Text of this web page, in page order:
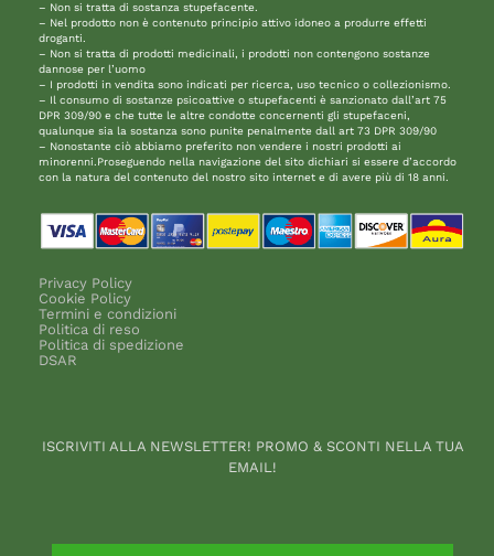
– Non si tratta di sostanza stupefacente.
– Nel prodotto non è contenuto principio attivo idoneo a produrre effetti
droganti.
– Non si tratta di prodotti medicinali, i prodotti non contengono sostanze
dannose per l’uomo
– I prodotti in vendita sono indicati per ricerca, uso tecnico o collezionismo.
– Il consumo di sostanze psicoattive o stupefacenti è sanzionato dall’art 75
DPR 309/90 e che tutte le altre condotte concernenti gli stupefaceni,
qualunque sia la sostanza sono punite penalmente dall art 73 DPR 309/90
– Nonostante ciò abbiamo preferito non vendere i nostri prodotti ai
minorenni.Proseguendo nella navigazione del sito dichiari si essere d’accordo
con la natura del contenuto del nostro sito internet e di avere più di 18 anni.
Privacy Policy
Cookie Policy
Termini e condizioni
Politica di reso
Politica di spedizione
DSAR
ISCRIVITI ALLA NEWSLETTER! PROMO & SCONTI NELLA TUA
EMAIL!